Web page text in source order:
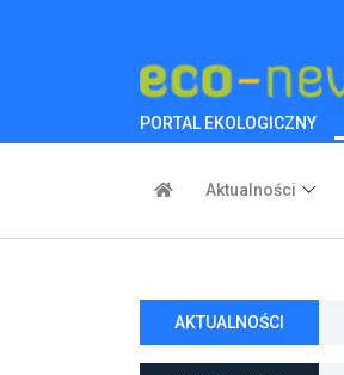
PORTAL EKOLOGICZNY
Aktualności
AKTUALNOŚCI